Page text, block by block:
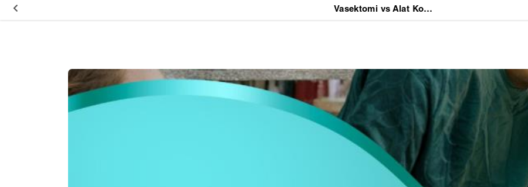
Vasektomi vs Alat Kontrasepsi Lain, Mana yang Lebih Efektif?